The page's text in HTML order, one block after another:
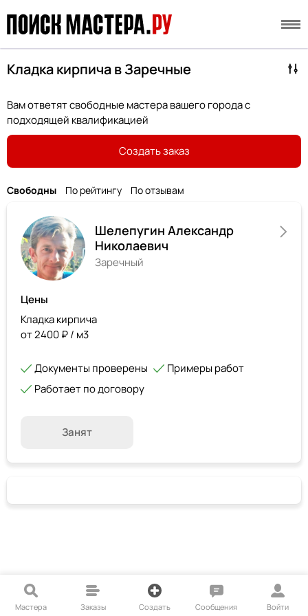
Кладка кирпича в Заречные
Вам ответят свободные мастера вашего города с
подходящей квалификацией
Создать заказ
Свободны По рейтингу По отзывам
Шелепугин Александр
Николаевич
Заречный
Цены
Кладка кирпича
от 2400 ₽ / м3
Документы проверены
Примеры работ
Работает по договору
Занят
Мастера Заказы Создать Сообщения Войти